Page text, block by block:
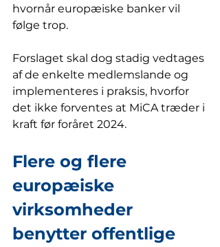
hvornår europæiske banker vil
følge trop.
Forslaget skal dog stadig vedtages
af de enkelte medlemslande og
implementeres i praksis, hvorfor
det ikke forventes at MiCA træder i
kraft før foråret 2024.
Flere og flere
europæiske
virksomheder
benytter offentlige